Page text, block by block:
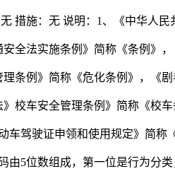
措施：无 说明：1、《中华人
安全法实施条例》简称《条例》
理条例》简称《危化条例》，《
校车安全管理条例》简称《校
车驾驶证申领和使用规定》简
由5位数组成，第一位是行为分